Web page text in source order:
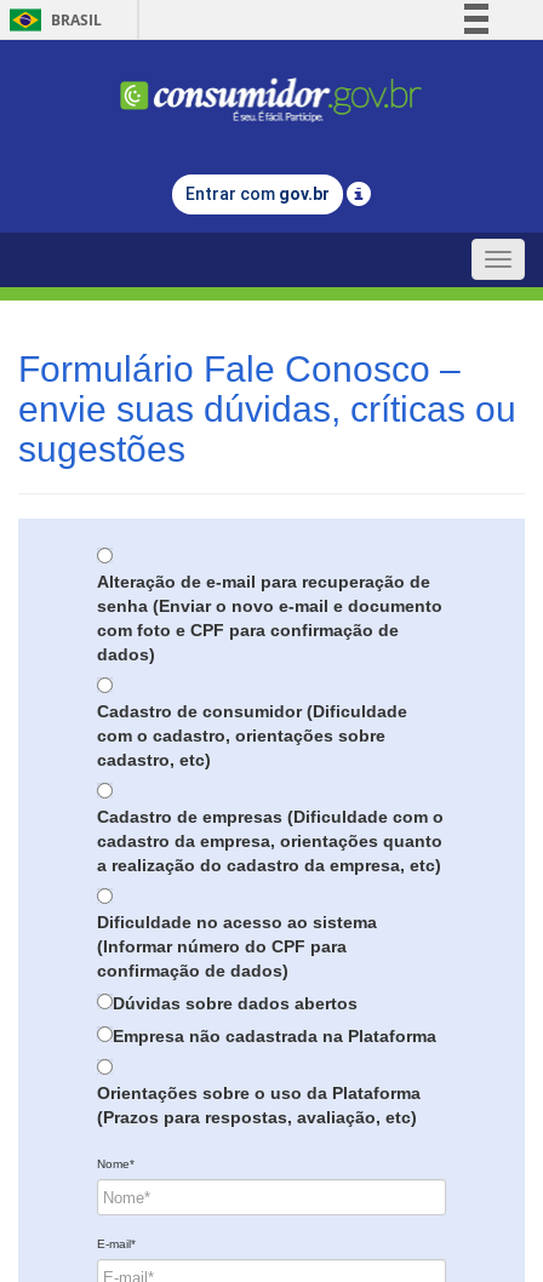
BRASIL
Comunica BR
Legislação
Entrar com gov.br
Toggle
Formulário Fale Conosco –
envie suas dúvidas, críticas ou
sugestões
Alteração de e-mail para recuperação de
senha (Enviar o novo e-mail e documento
com foto e CPF para confirmação de
dados)
Cadastro de consumidor (Dificuldade
com o cadastro, orientações sobre
cadastro, etc)
Cadastro de empresas (Dificuldade com o
cadastro da empresa, orientações quanto
a realização do cadastro da empresa, etc)
Dificuldade no acesso ao sistema
(Informar número do CPF para
confirmação de dados)
Dúvidas sobre dados abertos
Empresa não cadastrada na Plataforma
Orientações sobre o uso da Plataforma
(Prazos para respostas, avaliação, etc)
Nome*
E-mail*